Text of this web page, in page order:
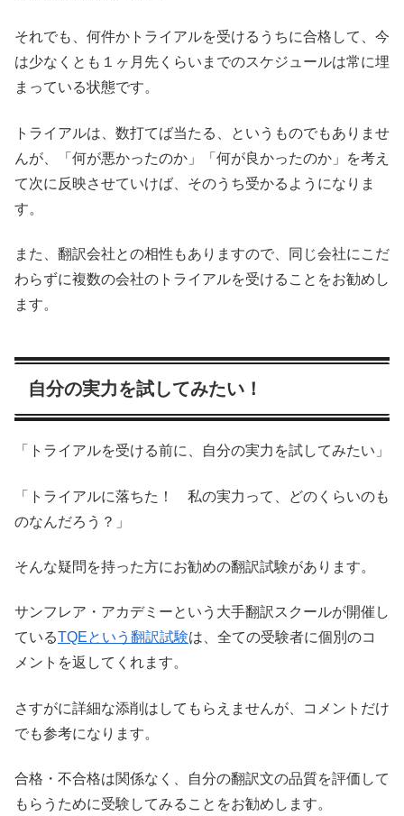
それでも、何件かトライアルを受けるうちに合格して、今
は少なくとも１ヶ月先くらいまでのスケジュールは常に埋
まっている状態です。
トライアルは、数打てば当たる、というものでもありませ
んが、「何が悪かったのか」「何が良かったのか」を考え
て次に反映させていけば、そのうち受かるようになりま
す。
また、翻訳会社との相性もありますので、同じ会社にこだ
わらずに複数の会社のトライアルを受けることをお勧めし
ます。
自分の実力を試してみたい！
「トライアルを受ける前に、自分の実力を試してみたい」
「トライアルに落ちた！ 私の実力って、どのくらいのも
のなんだろう？」
そんな疑問を持った方にお勧めの翻訳試験があります。
サンフレア・アカデミーという大手翻訳スクールが開催し
ているTQEという翻訳試験は、全ての受験者に個別のコ
メントを返してくれます。
さすがに詳細な添削はしてもらえませんが、コメントだけ
でも参考になります。
合格・不合格は関係なく、自分の翻訳文の品質を評価して
もらうために受験してみることをお勧めします。